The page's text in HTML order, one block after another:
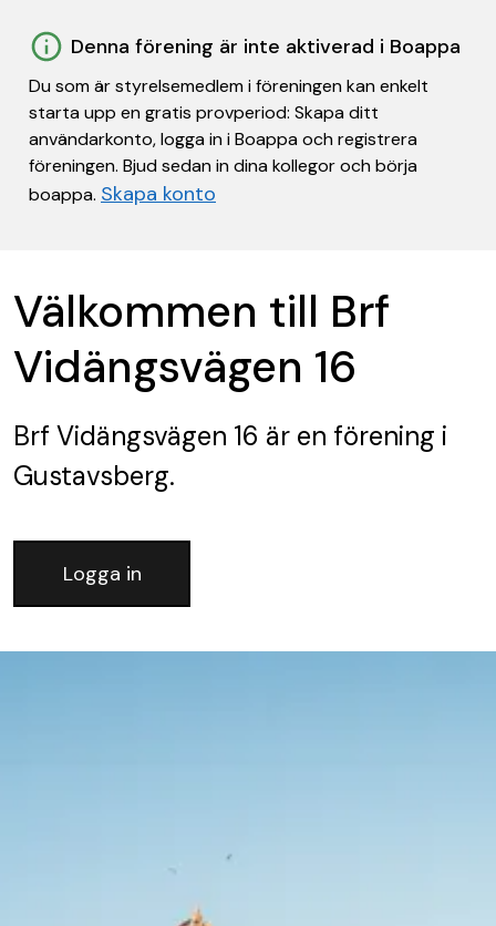
Denna förening är inte aktiverad i Boappa
Du som är styrelsemedlem i föreningen kan enkelt
starta upp en gratis provperiod: Skapa ditt
användarkonto, logga in i Boappa och registrera
föreningen. Bjud sedan in dina kollegor och börja
boappa. Skapa konto
Välkommen till Brf
Vidängsvägen 16
Brf Vidängsvägen 16 är en förening i
Gustavsberg.
Logga in